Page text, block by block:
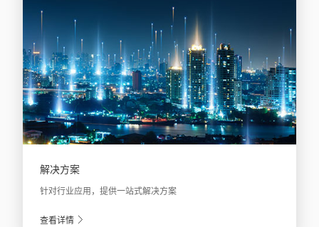
解决方案
针对行业应用，提供一站式解决方案
查看详情